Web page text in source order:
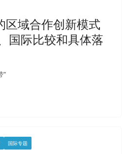
区域合作创新模式
际比较和具体落
”
国际专题